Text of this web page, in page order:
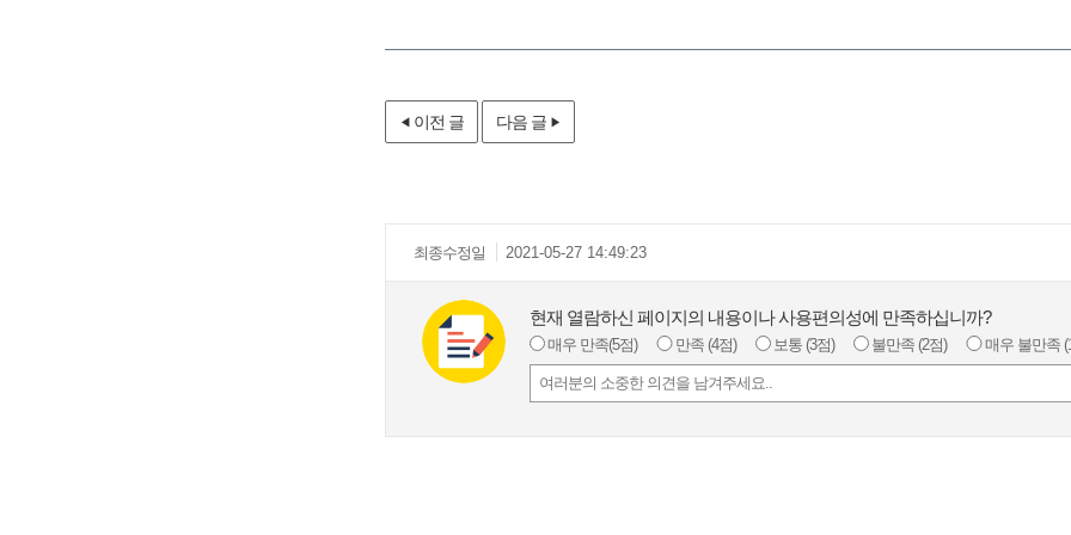
이전 글 다음 글
최종수정일 2021-05-27 14:49:23
현재 열람하신 페이지의 내용이나 사용편의성에 만족하십니까?
매우 만족(5점) 만족 (4점) 보통 (3점) 불만족 (2점) 매우 불만족